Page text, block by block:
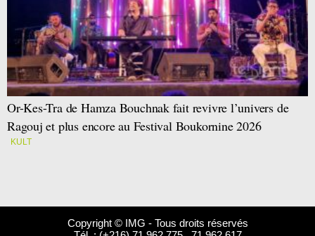
Or-Kes-Tra de Hamza Bouchnak fait revivre l’univers de
Ragouj et plus encore au Festival Boukornine 2026
KULT
Copyright © IMG - Tous droits réservés